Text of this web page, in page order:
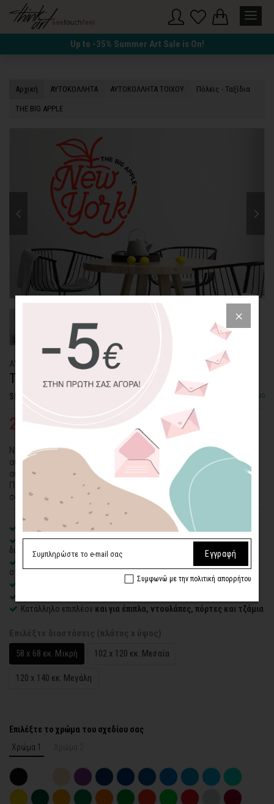
Up to -35% Summer Art Sale is On!
Αρχική ΑΥΤΟΚΟΛΛΗΤΑ ΑΥΤΟΚΟΛΛΗΤΑ ΤΟΙΧΟΥ Πόλεις - Ταξίδια
THE BIG APPLE
ΑΥΤΟΚΟΛΛΗΤΟ ΤΟΙΧΟΥ
THE BIG APPLE
SKU: WLSTC-10-ADHC Διαθέσιμο
22,91€
Νέα Υόρκη ή αλλιώς "The Big Apple"! Προσθέστε την ατμόσφαιρα
αυτής της συναρπαστικής πόλης στον χώρο σας με το μοντέρνο
αυτοκόλλητο τοίχου "The Big Apple".
Παίξτε με τις επιλογές των χρωμάτων και δημιουργήστε το δικό
σας μοναδικό αυτοκόλλητο τοίχου.
ματ λευκό αυτοκόλλητο βινυλίου
Οικολογική εκτύπωσημε μελάνια νερού latex, χωρίς χημικούς
διαλύτες και οσμές
– δίνει την εντύπωση ζωγραφιάς
στον τοίχο
– συνοδεύεται από οδηγίες τοποθέτησης
Κατάλληλο επιπλέον και για έπιπλα, ντουλάπες, πόρτες και τζάμια
58 x 68 εκ. Μικρή
102 x 120 εκ. Μεσαία
120 x 140 εκ. Μεγάλη
Επιλέξτε το χρώμα του σχεδίου σας
Χρώμα 1
Εγγραφή
Συμφωνώ με την πολιτική απορρήτου